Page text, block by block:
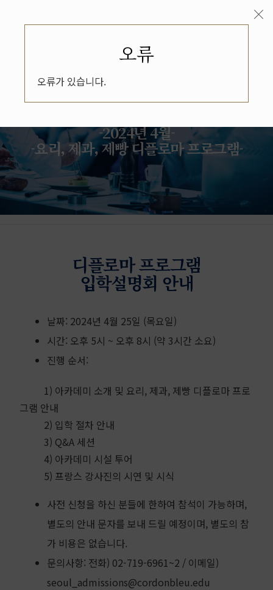
-2024년 4월-
-요리, 제과, 제빵 디플로마 프로그램-
디플로마 프로그램
입학설명회 안내
날짜: 2024년 4월 25일 (목요일)
시간: 오후 5시 ~ 오후 8시 (약 3시간 소요)
진행 순서:
1) 아카데미 소개 및 요리, 제과, 제빵 디플로마 프로
그램 안내
2) 입학 절차 안내
3) Q&A 세션
4) 아카데미 시설 투어
5) 프랑스 강사진의 시연 및 시식
사전 신청을 하신 분들에 한하여 참석이 가능하며,
별도의 안내 문자를 보내 드릴 예정이며, 별도의 참
가 비용은 없습니다.
문의사항: 전화) 02-719-6961~2 / 이메일)
seoul_admissions@cordonbleu.edu
오류
오류가 있습니다.